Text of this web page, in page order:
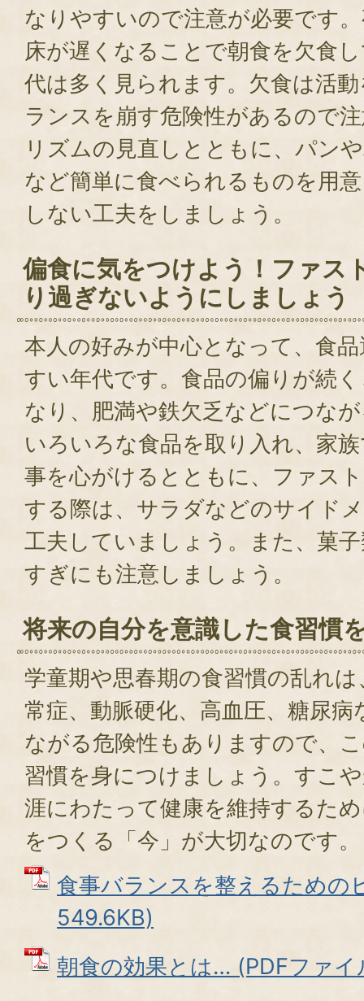
なりやすいので注意が必要です
床が遅くなることで朝食を欠食
代は多く見られます。欠食は活
ランスを崩す危険性があるので
リズムの見直しとともに、パン
など簡単に食べられるものを用
しない工夫をしましょう。
偏食に気をつけよう！ファス
り過ぎないようにしましょう
本人の好みが中心となって、食
すい年代です。食品の偏りが続
なり、肥満や鉄欠乏などにつな
いろいろな食品を取り入れ、家
事を心がけるとともに、ファス
する際は、サラダなどのサイド
工夫していましょう。また、菓
すぎにも注意しましょう。
将来の自分を意識した食習慣
学童期や思春期の食習慣の乱れ
常症、動脈硬化、高血圧、糖尿
ながる危険性もありますので、
習慣を身につけましょう。すこ
涯にわたって健康を維持するた
をつくる「今」が大切なのです。
食事バランスを整えるための
549.6KB)
朝食の効果とは… (PDFファ